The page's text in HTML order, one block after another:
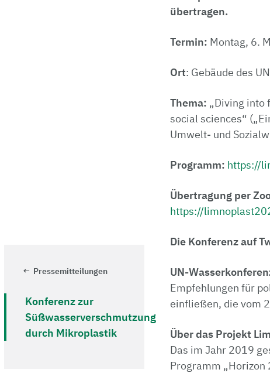
Pressemitteilungen
Konferenz zur
Süßwasserverschmutzung
durch Mikroplastik
übertragen.
Termin: Montag, 6.
Ort: Gebäude des
Thema: „Diving into
social sciences“
Umwelt- und
Programm: https://
Übertragung per
https://
Die Konferenz auf
UN-
Empfehlungen für
einfließen, die vom
Über das Projekt
Das im Jahr 2019
Programm